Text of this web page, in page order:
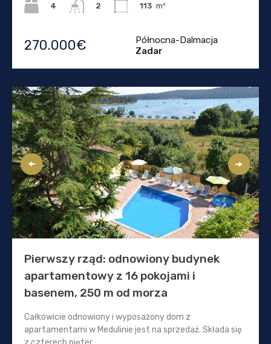
4
2
113 m²
270.000€
Północna-Dalmacja
Zadar
Pierwszy rząd: odnowiony budynek
apartamentowy z 16 pokojami i
basenem, 250 m od morza
Całkowicie odnowiony i wyposażony dom z
apartamentami w Medulinie jest na sprzedaż. Składa się